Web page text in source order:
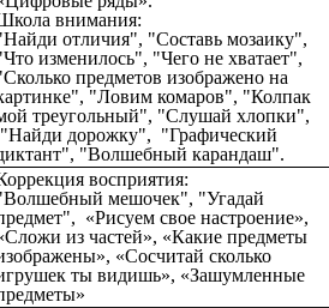
внимания:
отличия", "Составь мозаику",
изменилось", "Чего не хватает",
предметов изображено на
"Ловим комаров", "Колпак
треугольный", "Слушай хлопки",
дорожку", "Графический
"Волшебный карандаш".
восприятия:
мешочек", "Угадай
«Рисуем свое настроение»,
из частей», «Какие предметы
«Сосчитай сколько
ты видишь», «Зашумленные